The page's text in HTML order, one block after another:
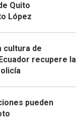
Quito
López
cultura de
recupere la
pueden